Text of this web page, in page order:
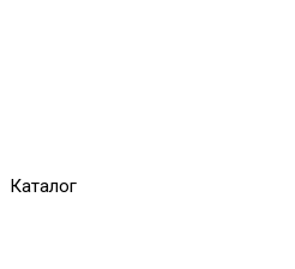
Каталог